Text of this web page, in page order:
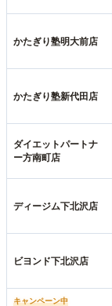
かたぎり塾明大前店
かたぎり塾新代田店
ダイエットパートナ
ー方南町店
ディージム下北沢店
ビヨンド下北沢店
キャンペーン中